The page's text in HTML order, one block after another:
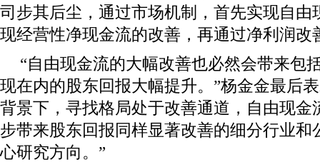
司步其后尘，通过市场机制，首先实现自由
现经营性净现金流的改善，再通过净利润改
“自由现金流的大幅改善也必然会带来包
现在内的股东回报大幅提升。”杨金金最后
背景下，寻找格局处于改善通道，自由现金
步带来股东回报同样显著改善的细分行业和
心研究方向。”